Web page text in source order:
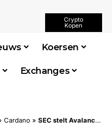
Crypto
Kopen
Koersen
Exchanges
Cardano » SEC stelt Avalanche en Cardano ETF beslissing uit